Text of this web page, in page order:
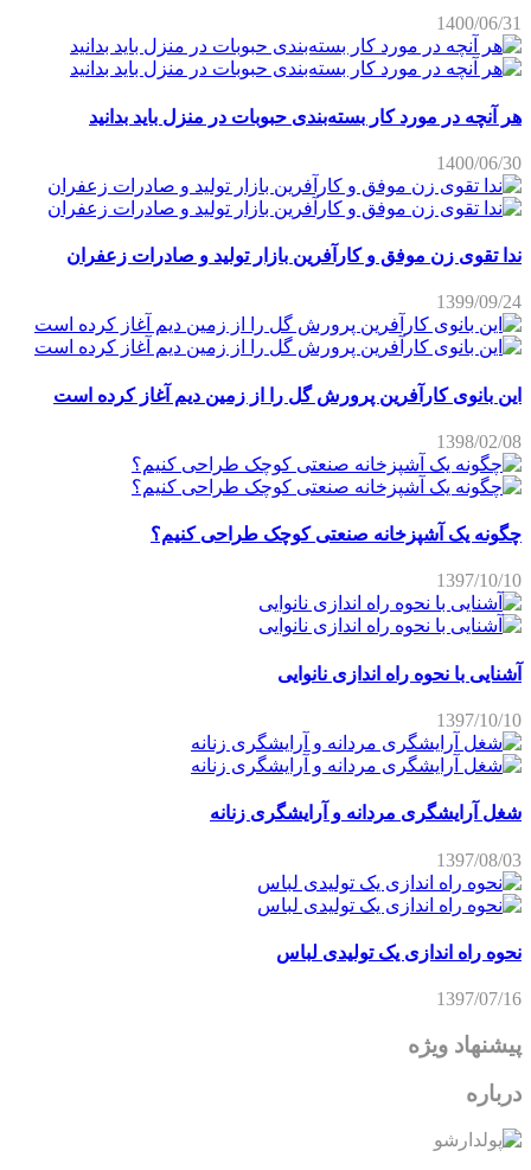
1400/06/31
هر آنچه در مورد کار بسته‌بندی حبوبات در منزل باید بدانید
1400/06/30
ندا تقوی زن موفق و کارآفرین بازار تولید و صادرات زعفران
1399/09/24
این بانوی کارآفرین پرورش گل را از زمین دیم آغاز کرده است
1398/02/08
چگونه یک آشپزخانه صنعتی کوچک طراحی کنیم؟
1397/10/10
آشنایی با نحوه راه اندازی نانوایی
1397/10/10
شغل آرایشگری مردانه و آرایشگری زنانه
1397/08/03
نحوه راه اندازی یک تولیدی لباس
1397/07/16
پیشنهاد ویژه
درباره